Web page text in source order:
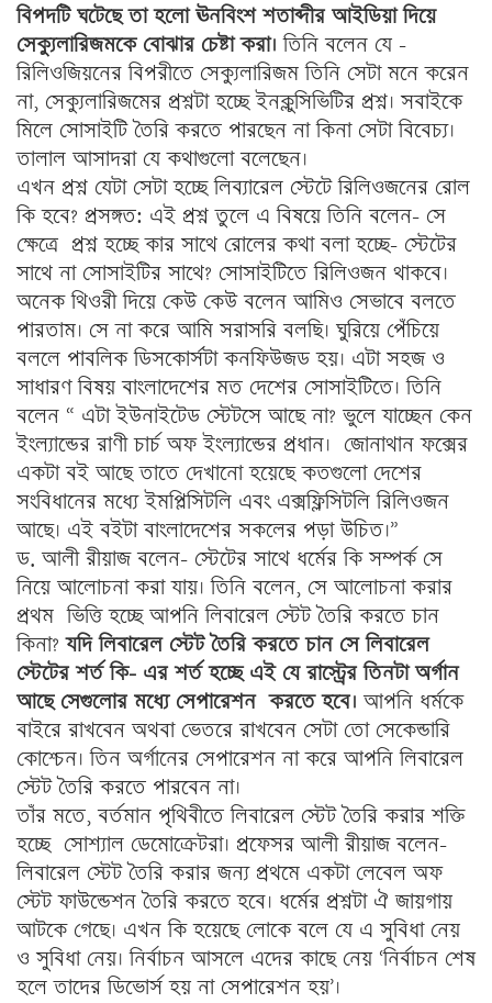
বিপদটি ঘটেছে তা হলো ঊনবিংশ শতাব্দীর আইডিয়া দিয়ে
সেক্যুলারিজমকে বোঝার চেষ্টা করা। তিনি বলেন যে –
রিলিওজিয়নের বিপরীতে সেক্যুলারিজম তিনি সেটা মনে করেন
না, সেক্যুলারিজমের প্রশ্নটা হচ্ছে ইনক্লুসিভিটির প্রশ্ন। সবাইকে
মিলে সোসাইটি তৈরি করতে পারছেন না কিনা সেটা বিবেচ্য।
তালাল আসাদরা যে কথাগুলো বলেছেন।
এখন প্রশ্ন যেটা সেটা হচ্ছে লিব্যারেল স্টেটে রিলিওজনের রোল
কি হবে? প্রসঙ্গত: এই প্রশ্ন তুলে এ বিষয়ে তিনি বলেন- সে
ক্ষেত্রে প্রশ্ন হচ্ছে কার সাথে রোলের কথা বলা হচ্ছে- স্টেটের
সাথে না সোসাইটির সাথে? সোসাইটিতে রিলিওজন থাকবে।
অনেক থিওরী দিয়ে কেউ কেউ বলেন আমিও সেভাবে বলতে
পারতাম। সে না করে আমি সরাসরি বলছি। ঘুরিয়ে পেঁচিয়ে
বললে পাবলিক ডিসকোর্সটা কনফিউজড হয়। এটা সহজ ও
সাধারণ বিষয় বাংলাদেশের মত দেশের সোসাইটিতে। তিনি
বলেন “ এটা ইউনাইটেড স্টেটসে আছে না? ভুলে যাচ্ছেন কেন
ইংল্যান্ডের রাণী চার্চ অফ ইংল্যান্ডের প্রধান। জোনাথান ফক্সের
একটা বই আছে তাতে দেখানো হয়েছে কতগুলো দেশের
সংবিধানের মধ্যে ইমপ্লিসিটলি এবং এক্সফ্লিসিটলি রিলিওজন
আছে। এই বইটা বাংলাদেশের সকলের পড়া উচিত।”
ড. আলী রীয়াজ বলেন- স্টেটের সাথে ধর্মের কি সম্পর্ক সে
নিয়ে আলোচনা করা যায়। তিনি বলেন, সে আলোচনা করার
প্রথম ভিত্তি হচ্ছে আপনি লিবারেল স্টেট তৈরি করতে চান
কিনা? যদি লিবারেল স্টেট তৈরি করতে চান সে লিবারেল
স্টেটের শর্ত কি- এর শর্ত হচ্ছে এই যে রাস্ট্রের তিনটা অর্গান
আছে সেগুলোর মধ্যে সেপারেশন করতে হবে। আপনি ধর্মকে
বাইরে রাখবেন অথবা ভেতরে রাখবেন সেটা তো সেকেন্ডারি
কোশ্চেন। তিন অর্গানের সেপারেশন না করে আপনি লিবারেল
স্টেট তৈরি করতে পারবেন না।
তাঁর মতে, বর্তমান পৃথিবীতে লিবারেল স্টেট তৈরি করার শক্তি
হচ্ছে সোশ্যাল ডেমোক্রেটরা। প্রফেসর আলী রীয়াজ বলেন-
লিবারেল স্টেট তৈরি করার জন্য প্রথমে একটা লেবেল অফ
স্টেট ফাউন্ডেশন তৈরি করতে হবে। ধর্মের প্রশ্নটা ঐ জায়গায়
আটকে গেছে। এখন কি হয়েছে লোকে বলে যে এ সুবিধা নেয়
ও সুবিধা নেয়। নির্বাচন আসলে এদের কাছে নেয় ‘নির্বাচন শেষ
হলে তাদের ডিভোর্স হয় না সেপারেশন হয়’।